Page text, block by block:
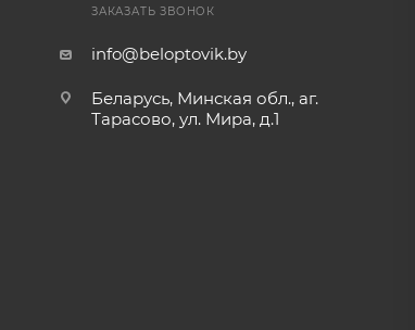
ЗАКАЗАТЬ ЗВОНОК
info@beloptovik.by
Беларусь, Минская обл., аг.
Тарасово, ул. Мира, д.1